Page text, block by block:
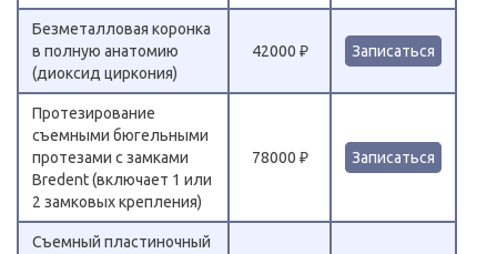
Безметалловая коронка
в полную анатомию
(диоксид циркония)
42000 ₽ Записаться
Протезирование
съемными бюгельными
протезами с замками
Bredent (включает 1 или
2 замковых крепления)
78000 ₽ Записаться
Съемный пластиночный